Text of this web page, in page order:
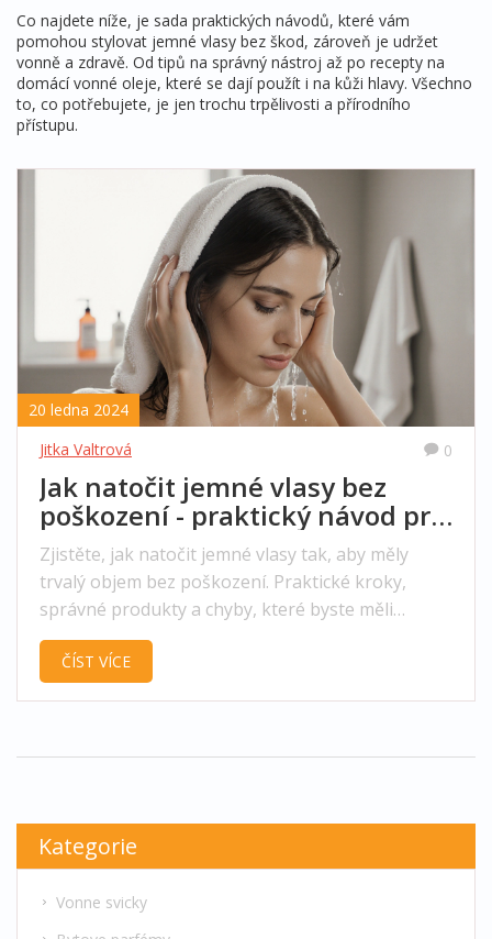
Co najdete níže, je sada praktických návodů, které vám
pomohou stylovat jemné vlasy bez škod, zároveň je udržet
vonně a zdravě. Od tipů na správný nástroj až po recepty na
domácí vonné oleje, které se dají použít i na kůži hlavy. Všechno
to, co potřebujete, je jen trochu trpělivosti a přírodního
přístupu.
20 ledna 2024
Jitka Valtrová
0
Jak natočit jemné vlasy bez
poškození - praktický návod pro
trvalý objem
Zjistěte, jak natočit jemné vlasy tak, aby měly
trvalý objem bez poškození. Praktické kroky,
správné produkty a chyby, které byste měli
vyhnout.
ČÍST VÍCE
Kategorie
Vonne svicky